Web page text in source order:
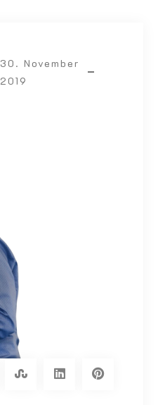
30. November
2019